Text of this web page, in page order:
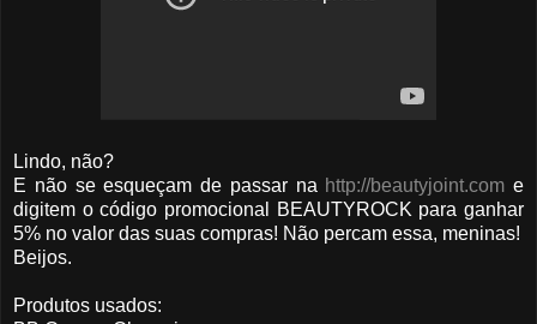
Lindo, não?
E não se esqueçam de passar na http://beautyjoint.com e
digitem o código promocional BEAUTYROCK para ganhar
5% no valor das suas compras! Não percam essa, meninas!
Beijos.
Produtos usados: